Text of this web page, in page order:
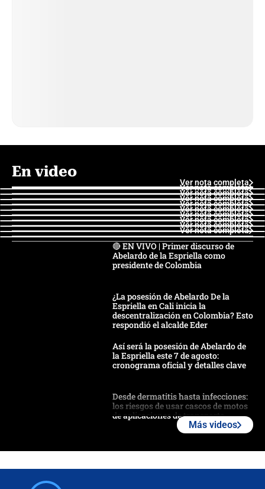
En video
Ver nota completa
Ver nota completa
Ver nota completa
Ver nota completa
Ver nota completa
Ver nota completa
Ver nota completa
Ver nota completa
Ver nota completa
Ver nota completa
🔴 EN VIVO | Primer discurso de
Abelardo de la Espriella como
presidente de Colombia
¿La posesión de Abelardo De la
Espriella en Cali inicia la
descentralización en Colombia? Esto
respondió el alcalde Eder
Así será la posesión de Abelardo de
la Espriella este 7 de agosto:
cronograma oficial y detalles clave
Desde dermatitis hasta infecciones:
los riesgos de usar cascos de motos
de aplicaciones de transporte
Más videos